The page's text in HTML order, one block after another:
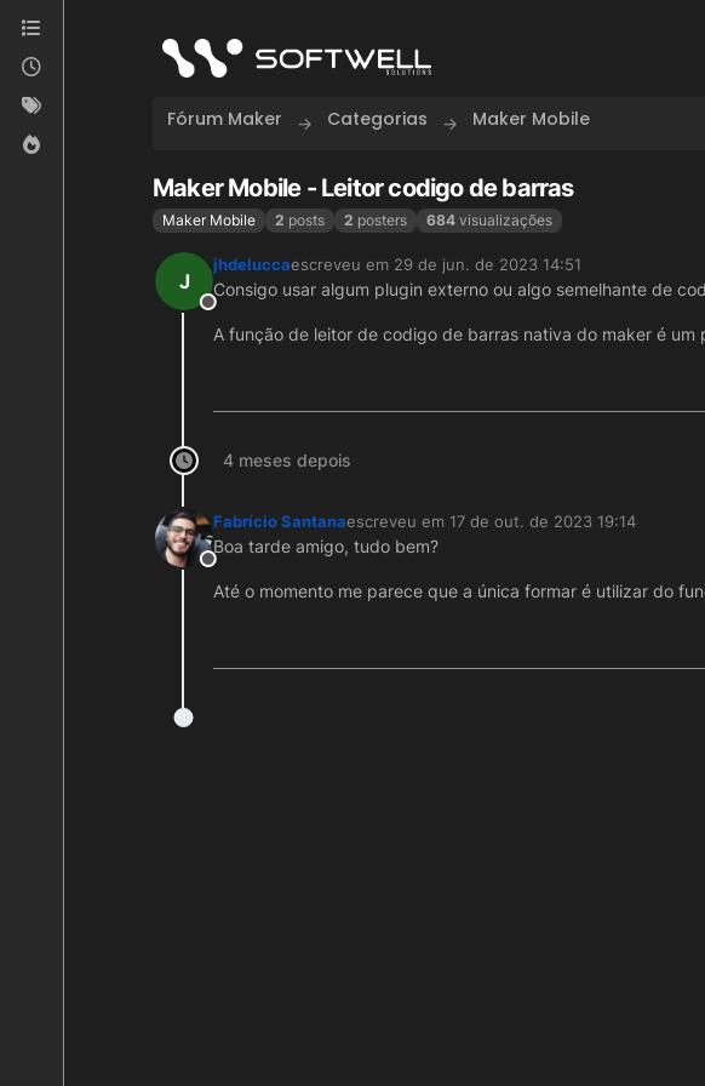
Skip to content
Fórum Maker Categorias Maker Mobile
Maker Mobile - Leitor codigo de barras
Maker Mobile 2 posts 2 posters 684 visualizações
J
Offline
jhdeluccaescreveu em 29 de jun. de 2023 14:51
última edição por
Consigo usar algum plugin externo ou algo semelhante de
A função de leitor de codigo de barras nativa do maker é
4 meses depois
Offline
Fabrício Santanaescreveu em 17 de out. de 2023 19:14
última edição por
Boa tarde amigo, tudo bem?
Até o momento me parece que a única formar é utilizar do